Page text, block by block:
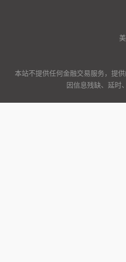
本站不提供任何金融交易服务，提
因信息残缺、延时